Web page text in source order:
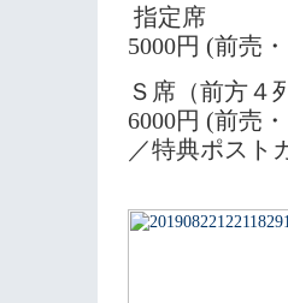
指定席
5000円 (前売
Ｓ席（前方４
6000円 (前売
／特典ポスト